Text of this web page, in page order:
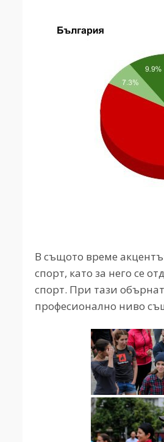
В същото време
спорт, като за него се
спорт. При тази
професионално ниво